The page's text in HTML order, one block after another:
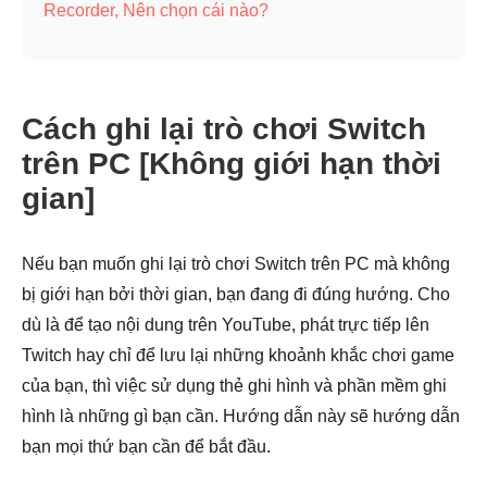
Recorder, Nên chọn cái nào?
Cách ghi lại trò chơi Switch
trên PC [Không giới hạn thời
gian]
Nếu bạn muốn ghi lại trò chơi Switch trên PC mà không
bị giới hạn bởi thời gian, bạn đang đi đúng hướng. Cho
dù là để tạo nội dung trên YouTube, phát trực tiếp lên
Twitch hay chỉ để lưu lại những khoảnh khắc chơi game
của bạn, thì việc sử dụng thẻ ghi hình và phần mềm ghi
hình là những gì bạn cần. Hướng dẫn này sẽ hướng dẫn
bạn mọi thứ bạn cần để bắt đầu.